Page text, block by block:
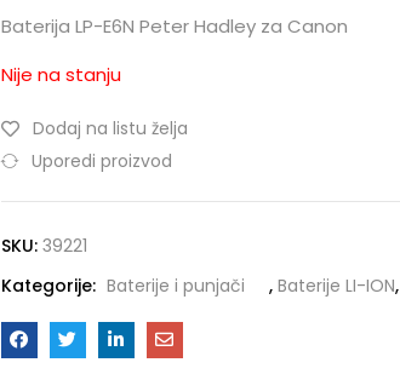
Baterija LP-E6N Peter Hadley za Canon
Nije na stanju
Dodaj na listu želja
Uporedi proizvod
SKU: 39221
Kategorije: Baterije i punjači , Baterije LI-ION,